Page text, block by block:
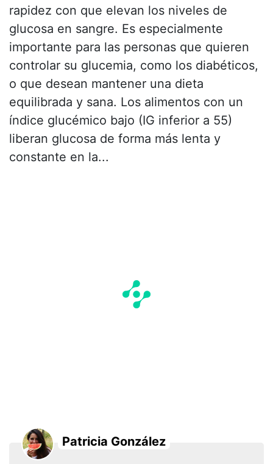
rapidez con que elevan los niveles de
glucosa en sangre. Es especialmente
importante para las personas que quieren
controlar su glucemia, como los diabéticos,
o que desean mantener una dieta
equilibrada y sana. Los alimentos con un
índice glucémico bajo (IG inferior a 55)
liberan glucosa de forma más lenta y
constante en la...
Patricia González